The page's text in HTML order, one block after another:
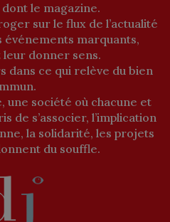
le magazine.
sur le flux de l’actualité
marquants,
donner sens.
dans ce qui relève du bien
société où chacune et
de s’associer, l’implication
la solidarité, les projets
du souffle.